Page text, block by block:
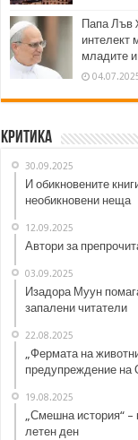
Папа Лъв
интелект
младите
Критика
30.09.2025
И обикновените
необикновени неща
12.09.2025
Автори за
03.09.2025
Изадора Муун
запалени читатели
22.08.2025
„Фермата на
предупреждение на
19.08.2025
„Смешна история“
летен ден